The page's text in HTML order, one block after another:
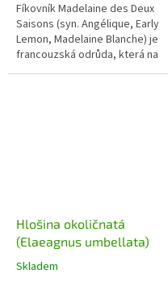
Fíkovník Madelaine des Deux
Saisons (syn. Angélique, Early
Lemon, Madelaine Blanche) je
francouzská odrůda, která na
vhodném stanovišti dorůstá do
Hlošina okoličnatá
(Elaeagnus umbellata)
Skladem